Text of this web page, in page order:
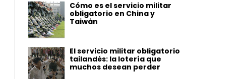
Cómo es el servicio militar
obligatorio en China y
Taiwán
El servicio militar obligatorio
tailandés: la lotería que
muchos desean perder